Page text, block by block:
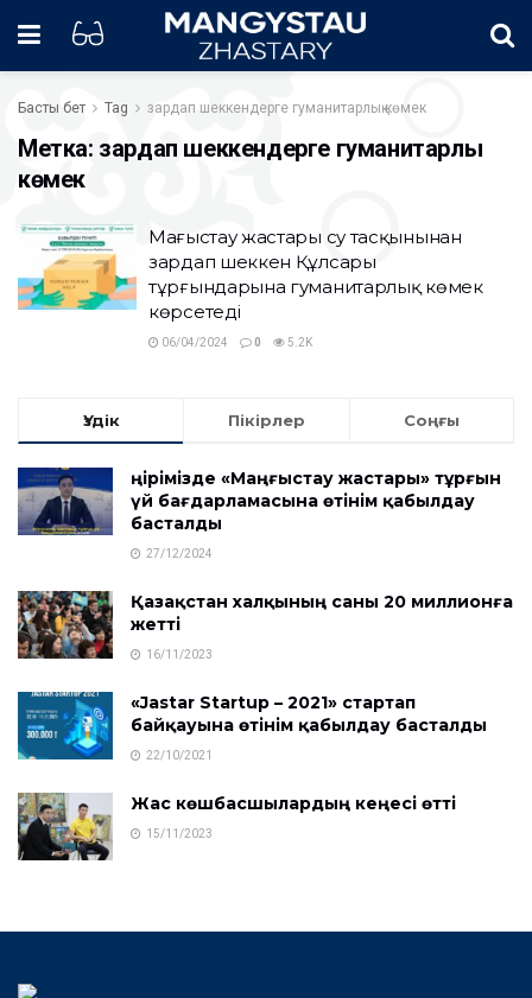
Басты бет Tag зардап шеккендерге гуманитарлық көмек
Метка: зардап шеккендерге гуманитарлық
көмек
Маңғыстау жастары су тасқынынан
зардап шеккен Құлсары
тұрғындарына гуманитарлық көмек
көрсетеді
06/04/2024 0 5.2K
Үздік Пікірлер Соңғы
Өңірімізде «Маңғыстау жастары» тұрғын
үй бағдарламасына өтінім қабылдау
басталды
27/12/2024
Қазақстан халқының саны 20 миллионға
жетті
16/11/2023
«Jastar Startup – 2021» стартап
байқауына өтінім қабылдау басталды
22/10/2021
Жас көшбасшылардың кеңесі өтті
15/11/2023